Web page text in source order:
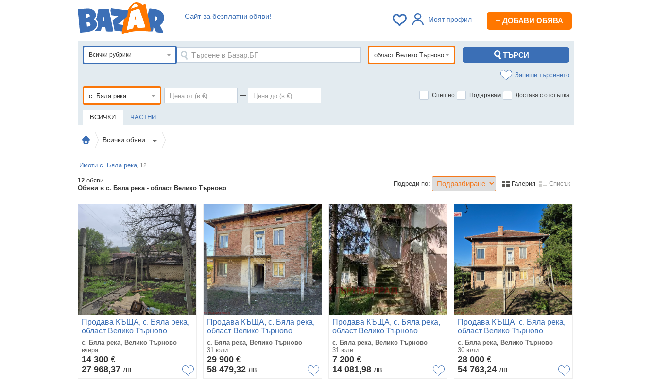
Сайт за безплатни обяви! Моят профил + ДОБАВИ ОБЯВА
Всички рубрики
Запиши търсенето
— Спешно Подарявам Доставя с отстъпка
ВСИЧКИ ЧАСТНИ
Всички обяви
Имоти с. Бяла река, 12
12 обяви
Обяви в с. Бяла река - област Велико Търново
Подреди по: Галерия Списък
Продава КЪЩА, с. Бяла река,
област Велико Търново
с. Бяла река, Велико Търново
вчера
14 300 €
27 968,37 лв
Продава КЪЩА, с. Бяла река,
област Велико Търново
с. Бяла река, Велико Търново
31 юли
29 900 €
58 479,32 лв
Продава КЪЩА, с. Бяла река,
област Велико Търново
с. Бяла река, Велико Търново
31 юли
7 200 €
14 081,98 лв
Продава КЪЩА, с. Бяла река,
област Велико Търново
с. Бяла река, Велико Търново
30 юли
28 000 €
54 763,24 лв